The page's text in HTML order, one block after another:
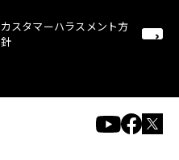
カスタマーハラスメント方
針